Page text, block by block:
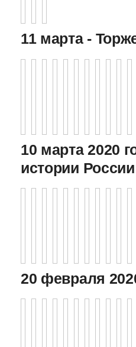
11 марта -
10 марта 2020
истории России
20 февраля